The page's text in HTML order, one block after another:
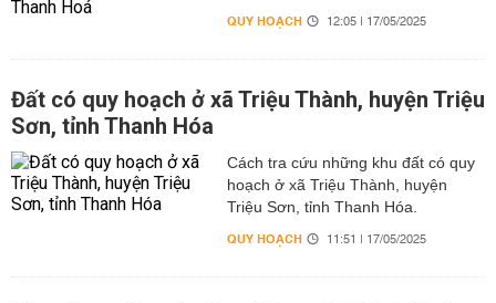
QUY HOẠCH 12:05 | 17/05/2025
Đất có quy hoạch ở xã Triệu Thành, huyện Triệu
Sơn, tỉnh Thanh Hóa
Cách tra cứu những khu đất có quy
hoạch ở xã Triệu Thành, huyện
Triệu Sơn, tỉnh Thanh Hóa.
QUY HOẠCH 11:51 | 17/05/2025